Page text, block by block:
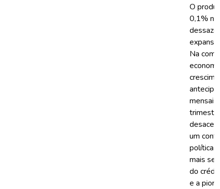
O
0,1%
Na
um
política
mais
do
e a